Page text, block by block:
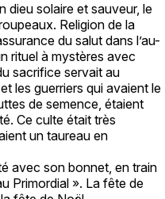
dieu solaire et sauveur, le
Religion de la
du salut dans l’au-
rituel à mystères avec
sacrifice servait au
les guerriers qui avaient le
de semence, étaient
Ce culte était très
un taureau en
avec son bonnet, en train
Primordial ». La fête de